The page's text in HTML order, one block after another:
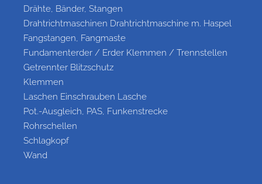
Drähte, Bänder, Stangen
Drahtrichtmaschinen Drahtrichtmaschine m. Haspel
Fangstangen, Fangmaste
Fundamenterder / Erder Klemmen / Trennstellen
Getrennter Blitzschutz
Klemmen
Laschen Einschrauben Lasche
Pot.-Ausgleich, PAS, Funkenstrecke
Rohrschellen
Schlagkopf
Wand